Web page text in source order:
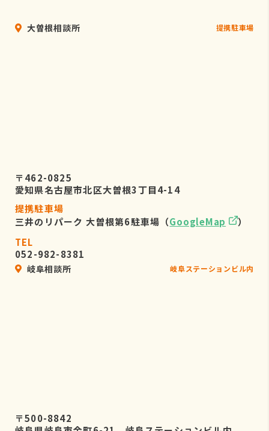
大曽根相談所 提携駐車場
〒462-0825
愛知県名古屋市北区大曽根3丁目4-14
提携駐車場
三井のリパーク 大曽根第6駐車場（GoogleMap
）
TEL
052-982-8381
岐阜相談所 岐阜ステーションビル内
〒500-8842